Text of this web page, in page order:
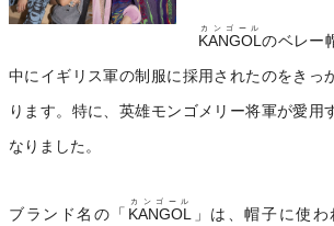
KANGOL
カンゴール
のベレー
中にイギリス軍の制服に採用されたのをきっ
ります。特に、英雄モンゴメリー将軍が愛用
なりました。
ブランド名の「 KANGOL
カンゴール
」は、帽子に使